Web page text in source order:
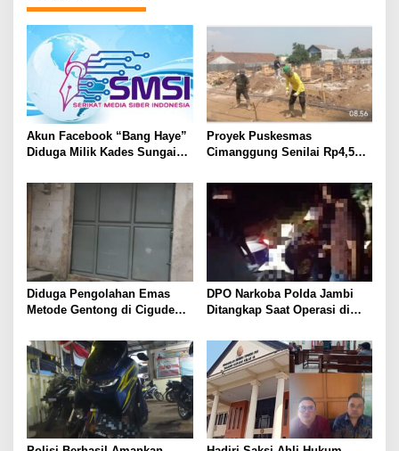
Akun Facebook “Bang Haye”
Diduga Milik Kades Sungai
Langkah Hukum
Proyek Puskesmas
Cimanggung Senilai Rp4,5
Penyimpangan, Tidak Sesuai
Spek dan Pekerja Abaikan K3
Diduga Pengolahan Emas
Metode Gentong di Cigudeg
Limbah Jadi Sorotan
DPO Narkoba Polda Jambi
Ditangkap Saat Operasi di
Dalami Peran Para Terduga